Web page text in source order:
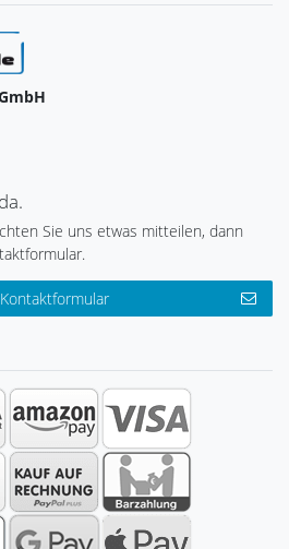
Sie uns etwas mitteilen, dann